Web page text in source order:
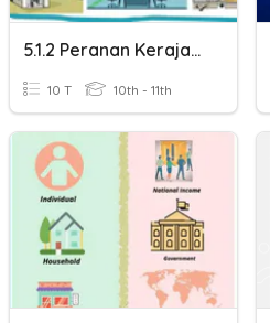
5.1.2 Peranan Kerajaan - Objektif Makroekonomi 5 Yellow
10 T 10th - 11th